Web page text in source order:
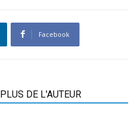
Facebook
PLUS DE L'AUTEUR